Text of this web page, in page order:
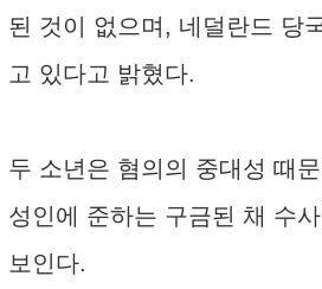
된 것이 없으며, 네덜란드 당
고 있다고 밝혔다.
두 소년은 혐의의 중대성 때
성인에 준하는 구금된 채 수
보인다.